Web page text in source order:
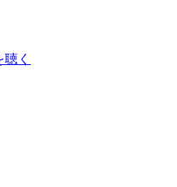
く